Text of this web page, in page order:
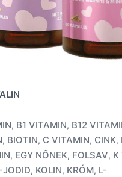
, B1 VITAMIN, B12
, BIOTIN, C VITAMIN, CINK,
, EGY NŐNEK, FOLSAV, K
JODID, KOLIN, KRÓM, L-